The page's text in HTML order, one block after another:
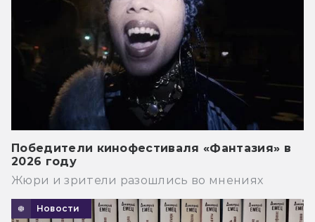
Победители кинофестиваля «Фантазия» в
2026 году
Жюри и зрители разошлись во мнениях
Новости